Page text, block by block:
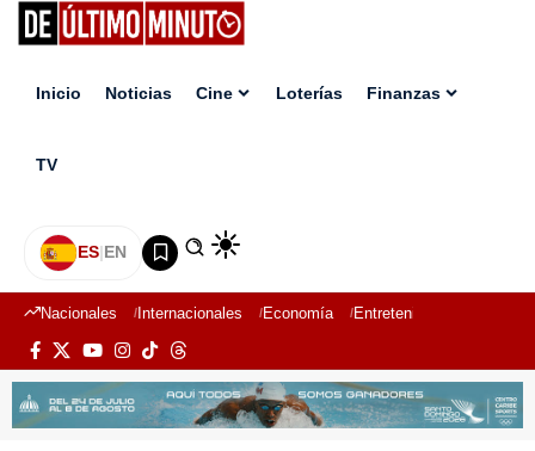
Inicio Noticias Cine Loterías Finanzas
TV
ES|EN
Nacionales Internacionales Economía Entretenimiento